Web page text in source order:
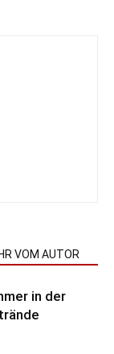
VOM AUTOR
in der